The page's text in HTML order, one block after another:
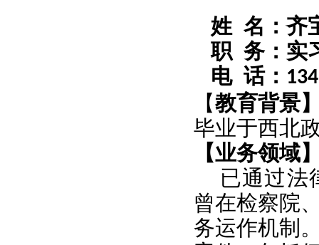
姓 名：齐
职 务：实
电 话：
【教育背景
毕业于西北
【业务领域
已通过法
曾在检察院
务运作机制